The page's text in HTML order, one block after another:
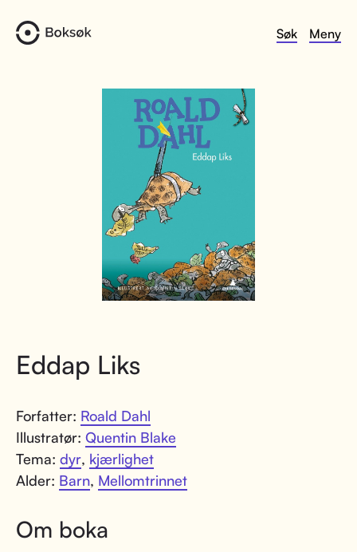
Søk Meny
Eddap Liks
Forfatter: Roald Dahl
Illustratør: Quentin Blake
Tema: dyr, kjærlighet
Alder: Barn, Mellomtrinnet
Om boka